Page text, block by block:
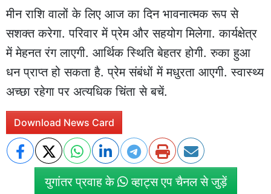
मीन राशि वालों के लिए आज का दिन भावनात्मक रूप से
सशक्त करेगा. परिवार में प्रेम और सहयोग मिलेगा. कार्यक्षेत्र
में मेहनत रंग लाएगी. आर्थिक स्थिति बेहतर होगी. रुका हुआ
धन प्राप्त हो सकता है. प्रेम संबंधों में मधुरता आएगी. स्वास्थ्य
अच्छा रहेगा पर अत्यधिक चिंता से बचें.
Download News Card
युगांतर प्रवाह के व्हाट्स एप चैनल से जुड़ें